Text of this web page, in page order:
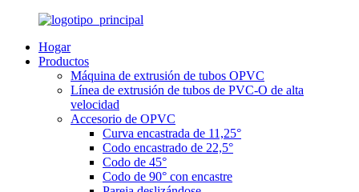
Hogar
Productos
Máquina de extrusión de tubos OPVC
Línea de extrusión de tubos de PVC-O de alta
velocidad
Accesorio de OPVC
Curva encastrada de 11,25°
Codo encastrado de 22,5°
Codo de 45°
Codo de 90° con encastre